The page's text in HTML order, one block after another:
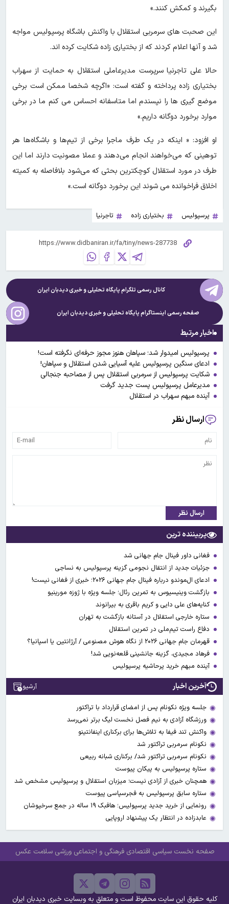
بگیرند و کمکش کنند.»
این صحبت های سرمربی استقلال با واکنش باشگاه پرسپولیس مواجه
شد و آنها اعلام کردند که از بختیاری زاده شکایت کرده اند.
حالا علی تاجرنیا سرپرست مدیرعاملی استقلال به حمایت از سهراب
بختیاری زاده پرداخته و گفته است: «اگرچه شخصا ممکن است برخی
موضع گیری ها را نپسندم اما متاسفانه احساس می کنم ما در برخی
موارد برخورد دوگانه داریم.»
او افزود: « اینکه در یک طرف ماجرا برخی از تیم‌ها و باشگاه‌ها هر
توهینی که می‌خواهند انجام می‌دهند و عملا مصونیت دارند اما این
طرف در مورد استقلال کوچکترین بحثی که می‌شود بلافاصله به کمیته
اخلاق فراخوانده می شوند این برخورد دوگانه است.»
پرسپولیس بختیاری زاده تاجرنیا
کانال رسمی تلگرام پایگاه تحلیلی و خبریدیدبان ایران
صفحه رسمی اینستاگرام پایگاه تحلیلی و خبریدیدبان ایران
اخبار مرتبط
پرسپولیس امیدوار شد؛ سپاهان هنوز مجوز حرفه‌ای نگرفته است!
ادعای سنگین پرسپولیس علیه آسیایی شدن استقلال و سپاهان!
شکایت پرسپولیس از سرمربی استقلال پس از مصاحبه جنجالی
مدیرعامل پرسپولیس پست جدید گرفت
آینده مبهم سهراب در استقلال
ارسال نظر
ارسال نظر
پربیننده ترین
فغانی داور فینال جام جهانی شد
جزئیات جدید از انتقال نجومی گزینه پرسپولیس به نساجی
ادعای ال‌‍موندو درباره فینال جام جهانی ۲۰۲۶؛ خبری از فغانی نیست!
بازگشت وینیسیوس به تمرین رئال؛ جلسه ویژه با ژوزه مورینیو
کنایه‌های علی دایی و کریم باقری به بیرانوند
ستاره خارجی استقلال در آستانه بازگشت به تهران
دفاع راست تیم‌ملی در تمرین استقلال
قهرمان جام جهانی ۲۰۲۶ از نگاه هوش مصنوعی / آرژانتین یا اسپانیا؟
فرهاد مجیدی، گزینه جانشینی قلعه‌نویی شد!
آینده مبهم خرید پرحاشیه پرسپولیس
آخرین اخبار آرشیو
جلسه ویژه نکونام پس از امضای قرارداد با تراکتور
ورزشگاه آزادی به نیم فصل نخست لیگ برتر نمی‌رسد
واکنش تند فیفا به تلاش‌ها برای برکناری اینفانتینو
نکونام سرمربی تراکتور شد
نکونام سرمربی تراکتور شد/ برکناری شبانه ربیعی
ستاره پرسپولیس به پیکان پیوست
همچنان خبری از آزادی نیست؛ میزبان استقلال و پرسپولیس مشخص شد
ستاره سابق پرسپولیس به فجرسپاسی پیوست
رونمایی از خرید جدید پرسپولیس؛ هافبک ۱۹ ساله در جمع سرخپوشان
عابدزاده در انتظار یک پیشنهاد اروپایی
صفحه نخست سیاسی اقتصادی فرهنگی و اجتماعی ورزشی سلامت عکس
کلیه حقوق این سایت محفوظ است و متعلق به وبسایت خبری دیدبان ایران